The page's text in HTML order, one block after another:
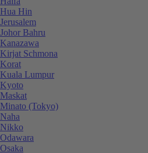
Hua Hin
Jerusalem
Johor Bahru
Kanazawa
Kirjat Schmona
Korat
Kuala Lumpur
Kyoto
Maskat
Minato (Tokyo)
Naha
Nikko
Odawara
Osaka